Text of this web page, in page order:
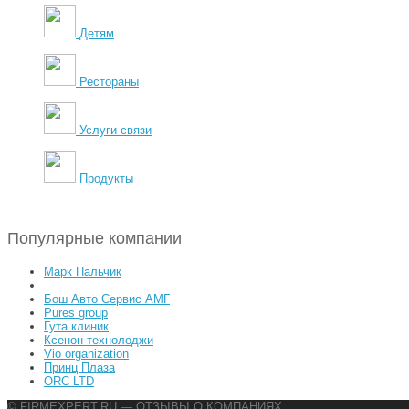
Детям
Рестораны
Услуги связи
Продукты
Популярные компании
Марк Пальчик
Бош Авто Сервис АМГ
Pures group
Гута клиник
Ксенон технолоджи
Vio organization
Принц Плаза
ORC LTD
© FIRMEXPERT.RU — ОТЗЫВЫ О КОМПАНИЯХ